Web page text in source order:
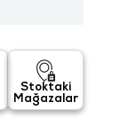
Stoktaki
Mağazalar